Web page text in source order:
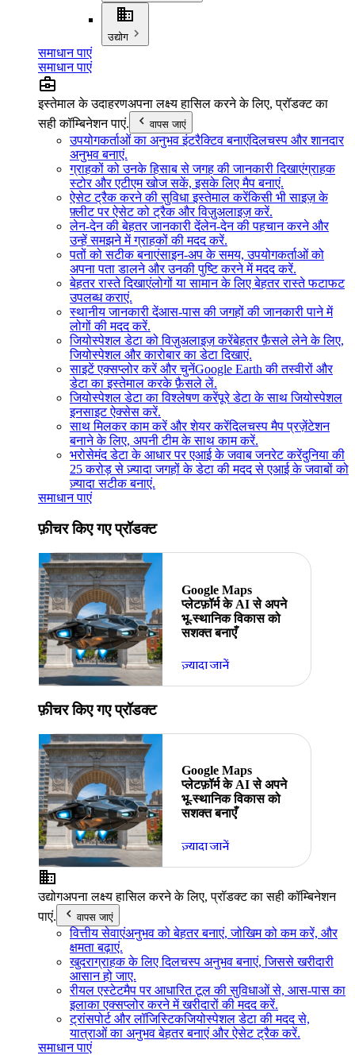
उद्योग
समाधान पाएं
समाधान पाएं
इस्तेमाल के उदाहरणअपना लक्ष्य हासिल करने के लिए, प्रॉडक्ट का
सही कॉम्बिनेशन पाएं.
वापस जाएं
उपयोगकर्ताओं का अनुभव इंटरैक्टिव बनाएंदिलचस्प और शानदार
अनुभव बनाएं.
ग्राहकों को उनके हिसाब से जगह की जानकारी दिखाएंग्राहक
स्टोर और एटीएम खोज सकें, इसके लिए मैप बनाएं.
ऐसेट ट्रैक करने की सुविधा इस्तेमाल करेंकिसी भी साइज़ के
फ़्लीट पर ऐसेट को ट्रैक और विज़ुअलाइज़ करें.
लेन-देन की बेहतर जानकारी देंलेन-देन की पहचान करने और
उन्हें समझने में ग्राहकों की मदद करें.
पतों को सटीक बनाएंसाइन-अप के समय, उपयोगकर्ताओं को
अपना पता डालने और उनकी पुष्टि करने में मदद करें.
बेहतर रास्ते दिखाएंलोगों या सामान के लिए बेहतर रास्ते फटाफट
उपलब्ध कराएं.
स्थानीय जानकारी देंआस-पास की जगहों की जानकारी पाने में
लोगों की मदद करें.
जियोस्पेशल डेटा को विज़ुअलाइज़ करेंबेहतर फ़ैसले लेने के लिए,
जियोस्पेशल और कारोबार का डेटा दिखाएं.
साइटें एक्सप्लोर करें और चुनेंGoogle Earth की तस्वीरों और
डेटा का इस्तेमाल करके फ़ैसले लें.
जियोस्पेशल डेटा का विश्लेषण करेंपूरे डेटा के साथ जियोस्पेशल
इनसाइट ऐक्सेस करें.
साथ मिलकर काम करें और शेयर करेंदिलचस्प मैप प्रज़ेंटेशन
बनाने के लिए, अपनी टीम के साथ काम करें.
भरोसेमंद डेटा के आधार पर एआई के जवाब जनरेट करेंदुनिया की
25 करोड़ से ज़्यादा जगहों के डेटा की मदद से एआई के जवाबों को
ज़्यादा सटीक बनाएं.
समाधान पाएं
फ़ीचर किए गए प्रॉडक्ट
Google Maps
प्लेटफ़ॉर्म के AI से अपने
भू-स्थानिक विकास को
सशक्त बनाएँ
ज़्यादा जानें
फ़ीचर किए गए प्रॉडक्ट
Google Maps
प्लेटफ़ॉर्म के AI से अपने
भू-स्थानिक विकास को
सशक्त बनाएँ
ज़्यादा जानें
उद्योगअपना लक्ष्य हासिल करने के लिए, प्रॉडक्ट का सही कॉम्बिनेशन
पाएं.
वापस जाएं
वित्तीय सेवाएंअनुभव को बेहतर बनाएं, जोखिम को कम करें, और
क्षमता बढ़ाएं.
खुदराग्राहक के लिए दिलचस्प अनुभव बनाएं, जिससे खरीदारी
आसान हो जाए.
रीयल एस्टेटमैप पर आधारित टूल की सुविधाओं से, आस-पास का
इलाका एक्सप्लोर करने में खरीदारों की मदद करें.
ट्रांसपोर्ट और लॉजिस्टिकजियोस्पेशल डेटा की मदद से,
यात्राओं का अनुभव बेहतर बनाएं और ऐसेट ट्रैक करें.
समाधान पाएं